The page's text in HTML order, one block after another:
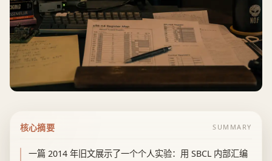
核心摘要 SUMMARY
一篇 2014 年旧文展示了一个个人实验：用 SBCL 内部汇编